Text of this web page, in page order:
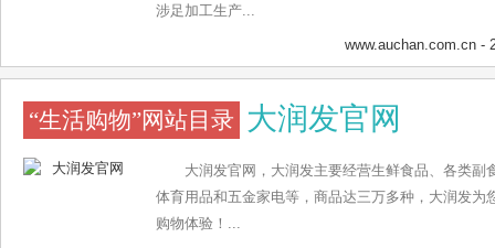
涉足加工生产...
www.auchan.com.cn -
“生活购物”网站目录 大润发官网
大润发官网，大润发主要经营生鲜食品、各类副
体育用品和五金家电等，商品达三万多种，大润发为
购物体验！...